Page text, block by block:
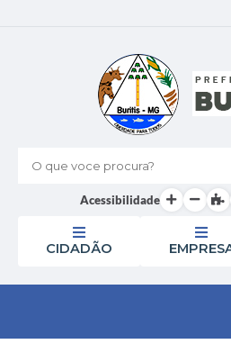
O que voce procura?
Acessibilidade
CIDADÃO